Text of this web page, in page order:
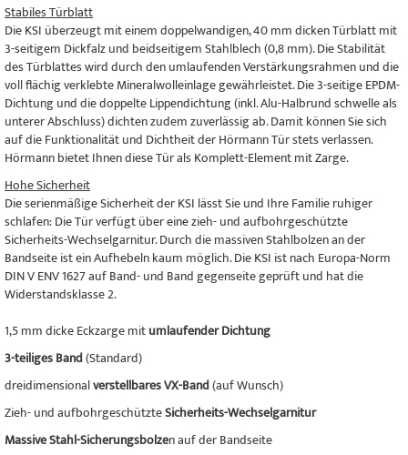
Stabiles Türblatt
Die KSI überzeugt mit einem doppelwandigen, 40 mm dicken Türblatt mit
3-seitigem Dickfalz und beidseitigem Stahlblech (0,8 mm). Die Stabilität
des Türblattes wird durch den umlaufenden Verstärkungsrahmen und die
voll flächig verklebte Mineralwolleinlage gewährleistet. Die 3-seitige EPDM-
Dichtung und die doppelte Lippendichtung (inkl. Alu-Halbrund schwelle als
unterer Abschluss) dichten zudem zuverlässig ab. Damit können Sie sich
auf die Funktionalität und Dichtheit der Hörmann Tür stets verlassen.
Hörmann bietet Ihnen diese Tür als Komplett-Element mit Zarge.
Hohe Sicherheit
Die serienmäßige Sicherheit der KSI lässt Sie und Ihre Familie ruhiger
schlafen: Die Tür verfügt über eine zieh- und aufbohrgeschützte
Sicherheits-Wechselgarnitur. Durch die massiven Stahlbolzen an der
Bandseite ist ein Aufhebeln kaum möglich. Die KSI ist nach Europa-Norm
DIN V ENV 1627 auf Band- und Band gegenseite geprüft und hat die
Widerstandsklasse 2.
1,5 mm dicke Eckzarge mitumlaufender Dichtung
3-teiliges Band(Standard)
dreidimensionalverstellbares VX-Band(auf Wunsch)
Zieh- und aufbohrgeschützteSicherheits-Wechselgarnitur
Massive Stahl-Sicherungsbolzen auf der Bandseite